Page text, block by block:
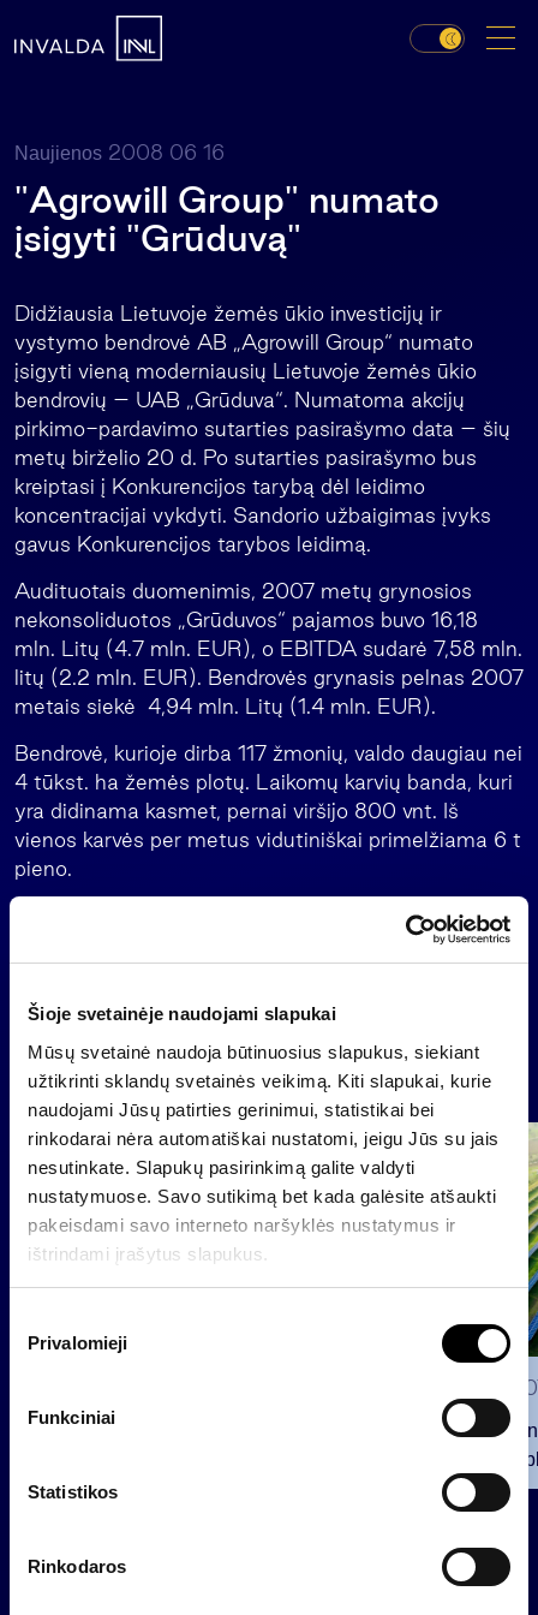
Šioje svetainėje naudojami slapukai
Mūsų svetainė naudoja būtinuosius slapukus, siekiant
užtikrinti sklandų svetainės veikimą. Kiti slapukai, kurie
naudojami Jūsų patirties gerinimui, statistikai bei
rinkodarai nėra automatiškai nustatomi, jeigu Jūs su jais
nesutinkate. Slapukų pasirinkimą galite valdyti
nustatymuose. Savo sutikimą bet kada galėsite atšaukti
pakeisdami savo interneto naršyklės nustatymus ir
ištrindami įrašytus slapukus.
Privalomieji
Funkciniai
Statistikos
Rinkodaros
Naujienos 2008 06 16
"Agrowill Group" numato
įsigyti "Grūduvą"
Didžiausia Lietuvoje žemės ūkio investicijų ir
vystymo bendrovė AB „Agrowill Group“ numato
įsigyti vieną moderniausių Lietuvoje žemės ūkio
bendrovių – UAB „Grūduva“. Numatoma akcijų
pirkimo-pardavimo sutarties pasirašymo data – šių
metų birželio 20 d. Po sutarties pasirašymo bus
kreiptasi į Konkurencijos tarybą dėl leidimo
koncentracijai vykdyti. Sandorio užbaigimas įvyks
gavus Konkurencijos tarybos leidimą.
Audituotais duomenimis, 2007 metų grynosios
nekonsoliduotos „Grūduvos“ pajamos buvo 16,18
mln. Litų (4.7 mln. EUR), o EBITDA sudarė 7,58 mln.
litų (2.2 mln. EUR). Bendrovės grynasis pelnas 2007
metais siekė 4,94 mln. Litų (1.4 mln. EUR).
Bendrovė, kurioje dirba 117 žmonių, valdo daugiau nei
4 tūkst. ha žemės plotų. Laikomų karvių banda, kuri
yra didinama kasmet, pernai viršijo 800 vnt. Iš
vienos karvės per metus vidutiniškai primelžiama 6 t
pieno.
Naujienos
Grupė
Reglamentuojama informacija
INVL Šeimos biuras į antrinę
2026
INVL
viešą
12 mln.
planavo